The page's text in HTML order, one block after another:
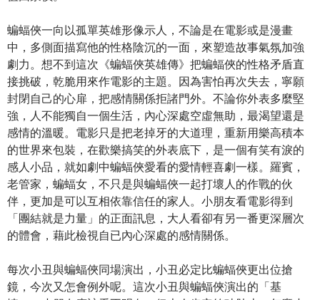
蝙蝠俠一向以孤單英雄形像示人，不論是在電影或是漫畫
中，多側面描寫他的性格陰沉的一面，來塑造故事氣氛加強
劇力。想不到這次《蝙蝠俠英雄傳》把蝙蝠俠的性格矛盾直
接挑破，乾脆用來作電影的主題。因為害怕再次失去，寧願
封閉自己的心扉，把感情關係拒諸門外。不論你外表多麼堅
強，人不能獨自一個生活，內心深處空虛無助，最渴望還是
感情的溫暖。電影只是把老掉牙的大道理，重新用樂高積本
的世界來包裝，在歡樂搞笑的外表底下，是一個有笑有淚的
感人小品，就如劇中蝙蝠俠愛看的愛情輕喜劇一樣。羅賓，
老管家，蝙蝠女，不只是與蝙蝠俠一起打壞人的作戰的伙
伴，更加是可以互相依靠信任的家人。小朋友看電影得到
「團結就是力量」的正面訊息，大人看卻有另一番更深層次
的體會，藉此檢視自已內心深處的感情關係。
每次小丑與蝙蝠俠同場演出，小丑必定比蝙蝠俠更出位搶
鏡，今次又怎會例外呢。這次小丑與蝙蝠俠演出的「基